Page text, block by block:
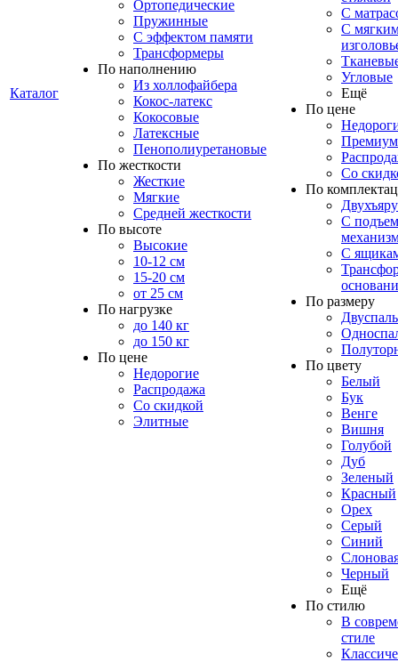
Каталог
Ортопедические
Пружинные
С эффектом памяти
Трансформеры
По наполнению
Из холлофайбера
Кокос-латекс
Кокосовые
Латексные
Пенополиуретановые
По жесткости
Жесткие
Мягкие
Средней жесткости
По высоте
Высокие
10-12 см
15-20 см
от 25 см
По нагрузке
до 140 кг
до 150 кг
По цене
Недорогие
Распродажа
Со скидкой
Элитные
С
С
Угловые
Ещё
По цене
Премиум
Со
По
С
С
По размеру
По цвету
Белый
Бук
Венге
Вишня
Голубой
Дуб
Зеленый
Красный
Орех
Серый
Синий
Черный
Ещё
По стилю
В
стиле